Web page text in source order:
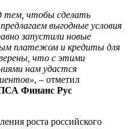
тем, чтобы сделать
выгодные условия
запустили новые
платежом и кредиты для
что с этими
нам удастся
, – отметил
Финанс Рус
роста российского